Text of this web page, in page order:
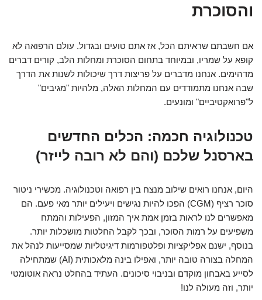
והסוכרת
אם חשבתם שראיתם הכל, אז אתם טועים ובגדול. עולם הרפואה לא
קופא על שמריו, ובמיוחד בתחום הסוכרת ומחלות הלב, קורים דברים
מדהימים. אנחנו מדברים על פריצות דרך שיכולות לשנות את הדרך
שבה אנחנו מתמודדים עם המחלות האלה, מלהיות "מגיבים"
ל"פרואקטיביים" ומונעים.
טכנולוגיה חכמה: הכלים החדשים
בארסנל שלכם (והם לא רובה לייזר)
היום, אנחנו רואים שילוב מנצח בין רפואה וטכנולוגיה. מכשירי ניטור
סוכר רציף (CGM) הפכו להיות נגישים ויעילים יותר מאי פעם. הם
מאפשרים לנו לראות בזמן אמת איך המזון, הפעילות והמתח
משפיעים על רמות הסוכר, ובכך לקבל החלטות מושכלות יותר.
בנוסף, ישנם אפליקציות ופלטפורמות דיגיטליות שמסייעות לנהל את
המחלה בצורה טובה יותר, ואפילו בינה מלאכותית (AI) שמתחילה
לסייע באבחון מוקדם ובניבוי סיכונים. העתיד בהחלט נראה אוטומטי
יותר, וזה מעולה לנו!